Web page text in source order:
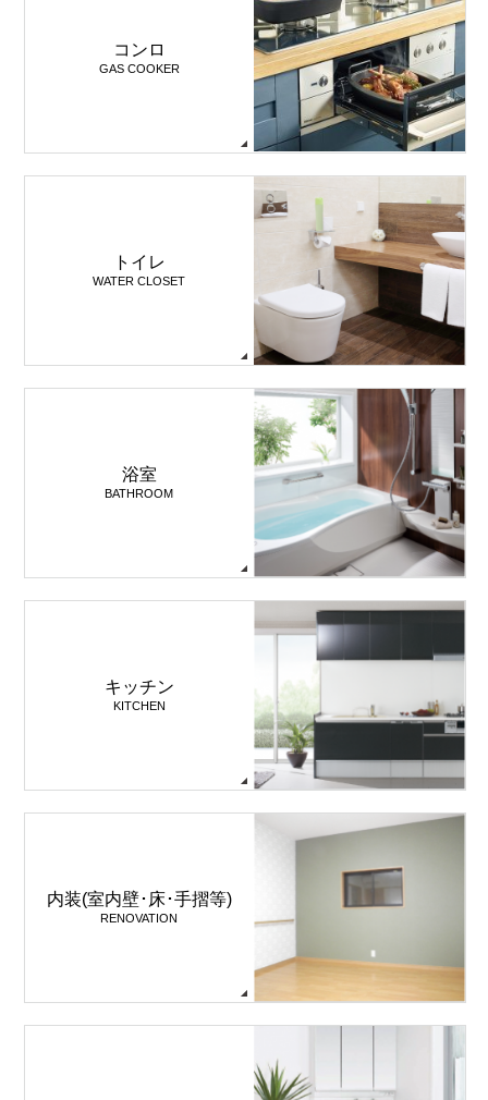
コンロ
GAS COOKER
トイレ
WATER CLOSET
浴室
BATHROOM
キッチン
KITCHEN
内装(室内壁･床･手摺等)
RENOVATION